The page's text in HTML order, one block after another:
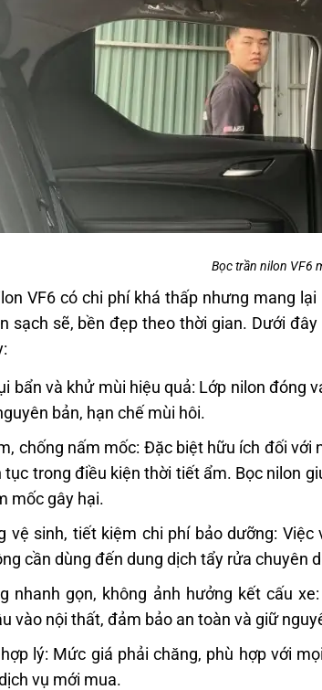
Bọc trần nilon VF6
VF6 có chi phí khá thấp nhưng mang
sạch sẽ, bền đẹp theo thời gian. Dưới
bẩn và khử mùi hiệu quả: Lớp nilon đóng
bản, hạn chế mùi hôi.
chống nấm mốc: Đặc biệt hữu ích đối
tục trong điều kiện thời tiết ẩm. Bọc nilon
mốc gây hại.
vệ sinh, tiết kiệm chi phí bảo dưỡng:
cần dùng đến dung dịch tẩy rửa chuyên
nhanh gọn, không ảnh hưởng kết cấu
vào nội thất, đảm bảo an toàn và giữ
lý: Mức giá phải chăng, phù hợp với
vụ mới mua.